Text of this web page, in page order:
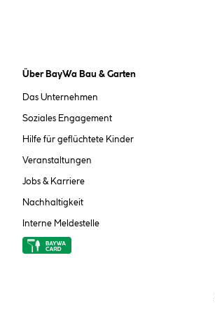
Über BayWa Bau & Garten
Das Unternehmen
Soziales Engagement
Hilfe für geflüchtete Kinder
Veranstaltungen
Jobs & Karriere
Nachhaltigkeit
Interne Meldestelle